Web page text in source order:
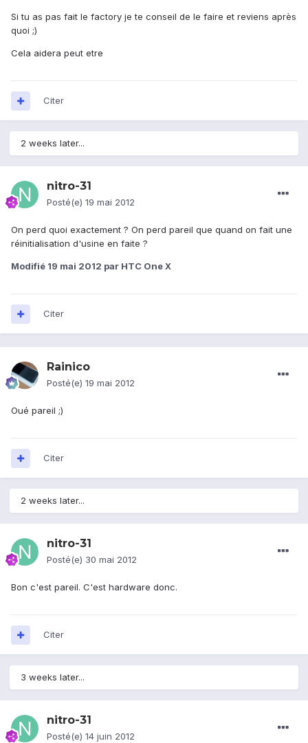
Si tu as pas fait le factory je te conseil de le faire et reviens après
quoi ;)
Cela aidera peut etre
Citer
2 weeks later...
nitro-31
Posté(e) 19 mai 2012
On perd quoi exactement ? On perd pareil que quand on fait une
réinitialisation d'usine en faite ?
Modifié 19 mai 2012 par HTC One X
Citer
Rainico
Posté(e) 19 mai 2012
Oué pareil ;)
Citer
2 weeks later...
nitro-31
Posté(e) 30 mai 2012
Bon c'est pareil. C'est hardware donc.
Citer
3 weeks later...
nitro-31
Posté(e) 14 juin 2012